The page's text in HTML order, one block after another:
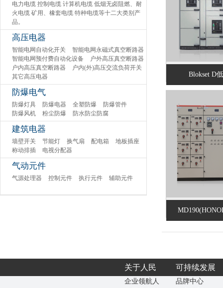
电力电缆 控制电缆 计算机电缆 低烟无卤阻燃、耐
火电缆 矿用、橡套电缆 特种电缆等十二大类别产
品。
高压电器
智能电网自动化开关
智能电网永磁式真空断路器
智能电网预付费自动化设备
户外高压真空断路器
户内高压真空断路器
户内(外)高压交流负荷开关
其它高压电器
防爆电气
防爆灯具 防爆电器 全塑防爆
防爆管件
防爆风机
粉尘防爆 防水防尘防腐
建筑电器
墙壁开关 节能灯 换气扇 配电箱
地板插座
称动排插
电视分配器
气动元件
气源处理器 控制元件 执行元件 辅助元件
Blokset D
关于人民 可持续发展
企业领航人
品牌中心